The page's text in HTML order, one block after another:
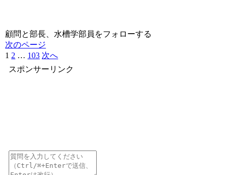
顧問と部長、水槽学部員をフォローする
次のページ
1 2 … 103 次へ
スポンサーリンク